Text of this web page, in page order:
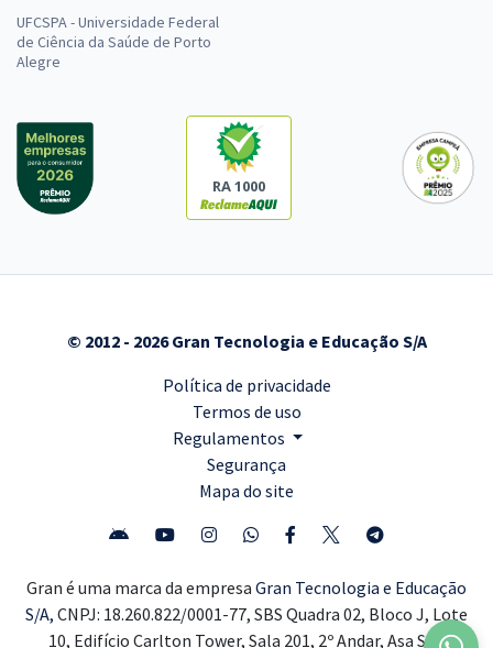
UFCSPA - Universidade Federal
de Ciência da Saúde de Porto
Alegre
RA 1000
© 2012 - 2026 Gran Tecnologia e Educação S/A
Política de privacidade
Termos de uso
Regulamentos
Segurança
Mapa do site
Gran é uma marca da empresa Gran Tecnologia e Educação
S/A, CNPJ: 18.260.822/0001-77, SBS Quadra 02, Bloco J, Lote
10, Edifício Carlton Tower, Sala 201, 2º Andar, Asa Sul,